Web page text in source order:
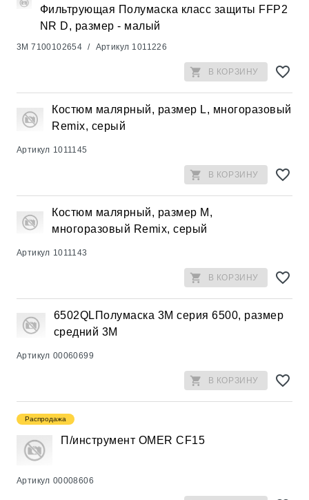
Фильтрующая Полумаска класс защиты FFP2
NR D, размер - малый
3M 7100102654 / Артикул 1011226
В КОРЗИНУ
Костюм малярный, размер L, многоразовый
Remix, серый
Артикул 1011145
В КОРЗИНУ
Костюм малярный, размер М,
многоразовый Remix, серый
Артикул 1011143
В КОРЗИНУ
6502QLПолумаска 3М серия 6500, размер
средний 3М
Артикул 00060699
В КОРЗИНУ
Распродажа
П/инструмент OMER CF15
Артикул 00008606